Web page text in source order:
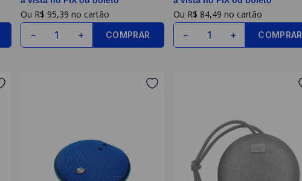
R$ 95,39
＋
－ COMPRAR
R$ 84,49
＋
－ COMPRAR